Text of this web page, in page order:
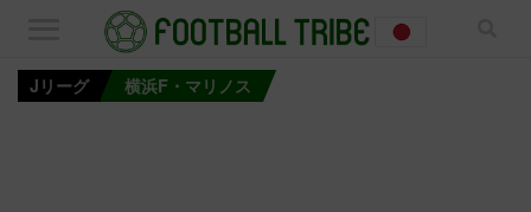
Jリーグ 横浜F・マリノス